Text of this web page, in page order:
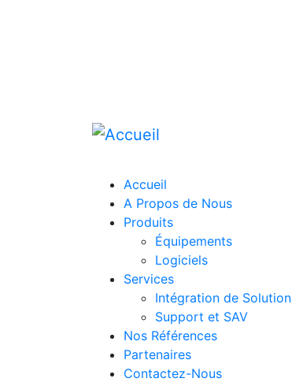
Accueil
A Propos de Nous
Produits
Équipements
Logiciels
Services
Intégration de Solution
Support et SAV
Nos Références
Partenaires
Contactez-Nous